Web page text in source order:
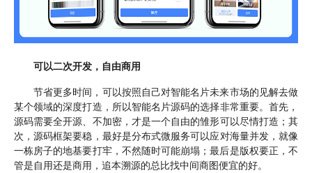
可以二次开发，自由商用
节省更多时间，可以按照自己对智能名片未来市场的见解去做
某个领域的深度打造，所以智能名片源码的选择非常重要。首先，
源码需要全开源、不加密，才是一个自由的雏形可以尽情打造；其
次，源码框架要稳，最好是分布式微服务可以应对海量并发，就像
一栋房子的地基要打牢，不然随时可能崩塌；最后是版权要正，不
管是自用还是商用，追本溯源的总比找中间商图便宜的好。